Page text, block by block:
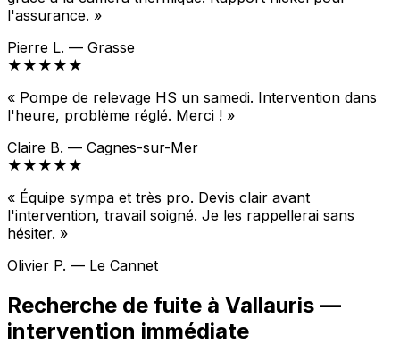
l'assurance. »
Pierre L. — Grasse
★★★★★
« Pompe de relevage HS un samedi. Intervention dans
l'heure, problème réglé. Merci ! »
Claire B. — Cagnes-sur-Mer
★★★★★
« Équipe sympa et très pro. Devis clair avant
l'intervention, travail soigné. Je les rappellerai sans
hésiter. »
Olivier P. — Le Cannet
Recherche de fuite à Vallauris —
intervention immédiate